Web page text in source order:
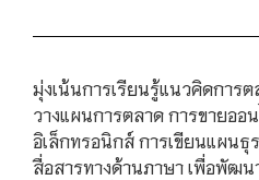
มุ่งเน้นการเรียนรู้แนวคิดการ
วางแผนการตลาด การขายออ
อิเล็กทรอนิกส์ การเขียนแผน
สื่อสารทางด้านภาษา เพื่อพัฒ